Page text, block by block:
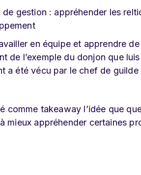
gestion : appréhender les
en équipe et apprendre
de l’exemple du donjon que
a été vécu par le chef de
comme takeaway l’idée que
mieux appréhender certaines